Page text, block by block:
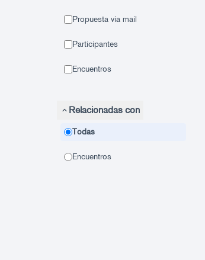
Propuesta via mail
Participantes
Encuentros
Relacionadas con
Todas
Encuentros